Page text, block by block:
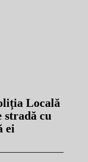
Locală
stradă cu
ei